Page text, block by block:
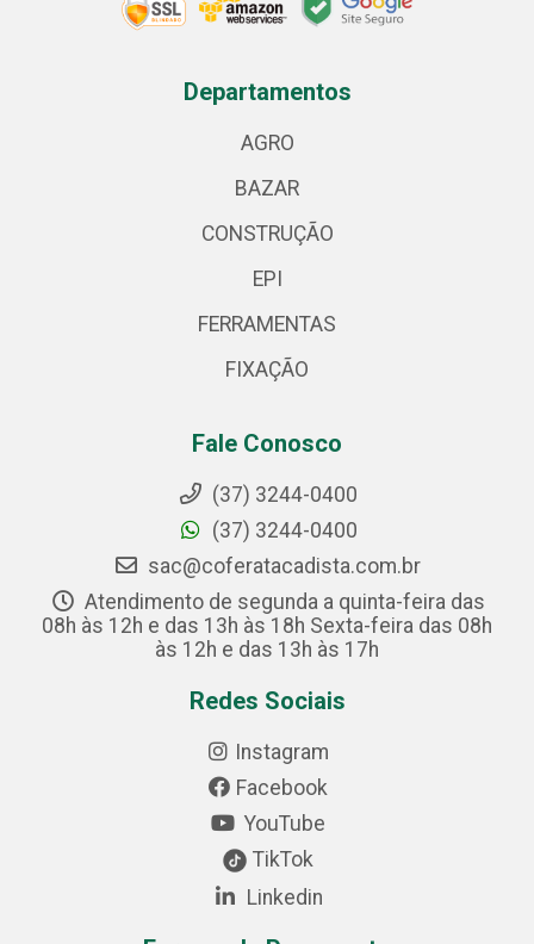
Departamentos
AGRO
BAZAR
CONSTRUÇÃO
EPI
FERRAMENTAS
FIXAÇÃO
Fale Conosco
(37) 3244-0400
(37) 3244-0400
sac@coferatacadista.com.br
Atendimento de segunda a quinta-feira das
08h às 12h e das 13h às 18h Sexta-feira das 08h
às 12h e das 13h às 17h
Redes Sociais
Instagram
Facebook
YouTube
TikTok
Linkedin